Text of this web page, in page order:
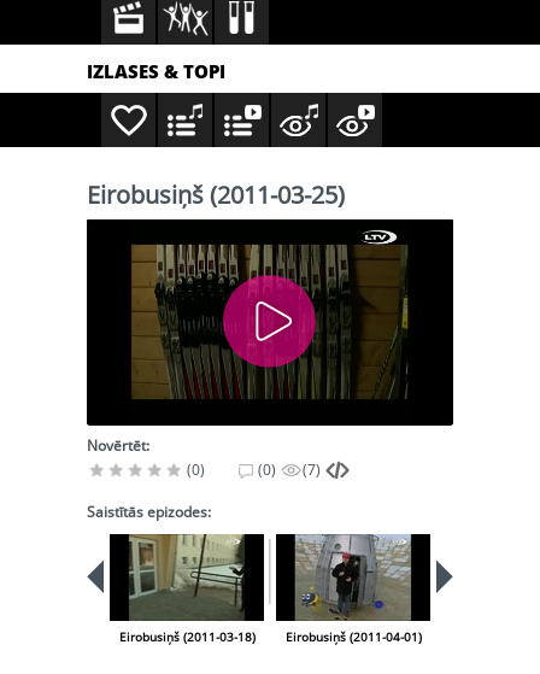
IZLASES & TOPI
Eirobusiņš (2011-03-25)
Novērtēt:
(0)
(0) (7)
Saistītās epizodes:
Eirobusiņš (2011-03-18) Eirobusiņš (2011-04-01)